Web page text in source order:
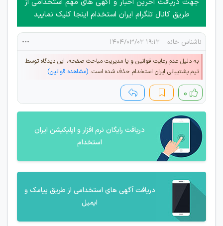
جمعی و چه فردی توسط کاربران سایت وجود ندارد.
طریق کانال تلگرام ایران استخدام اینجا کلیک نمایید
ناشناس خانم ۱۹:۱۲ ۱۴۰۴/۰۳/۰۲
به دلیل عدم رعایت قوانین و یا مدیریت مباحث صفحه، این دیدگاه توسط
تیم پشتیبانی ایران استخدام حذف شده است. (مشاهده قوانین)
۰
دریافت رایگان نرم افزار و اپلیکیشن ایران
استخدام
دریافت آگهی های استخدامی از طریق پیامک و
ایمیل